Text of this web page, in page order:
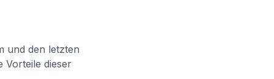
und den letzten
Vorteile dieser